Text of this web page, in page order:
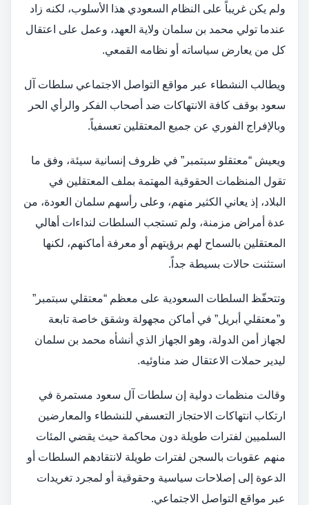
ولم يكن غريباً على النظام السعودي هذا الأسلوب، لكنه زاد
عندما تولي محمد بن سلمان ولاية العهد، وعمل على اعتقال
كل من يعارض سياساته أو نظامه القمعي.
ويطالب النشطاء عبر مواقع التواصل الاجتماعي سلطات آل
سعود بوقف كافة الانتهاكات ضد أصحاب الفكر والرأي الحر
وبالإفراج الفوري عن جميع المعتقلين تعسفياً.
ويعيش “معتقلو سبتمبر” في ظروف إنسانية سيئة، وفق ما
تقول المنظمات الحقوقية المهتمة بملف المعتقلين في
البلاد، إذ يعاني الكثير منهم، وعلى رأسهم سلمان العودة، من
عدة أمراض مزمنة، ولم تستجب السلطات لنداءات أهالي
المعتقلين بالسماح لهم برؤيتهم أو معرفة أماكنهم، لكنها
استثنت حالات بسيطة جداً.
وتتحفّظ السلطات السعودية على معظم “معتقلي سبتمبر”
و”معتقلي أبريل” في أماكن مجهولة وشقق خاصة تابعة
لجهاز أمن الدولة، وهو الجهاز الذي أنشأه محمد بن سلمان
ليدير حملات الاعتقال ضد مناوئيه.
وقالت منظمات دولية إن سلطات آل سعود مستمرة في
ارتكاب انتهاكات الاحتجاز التعسفي للنشطاء والمعارضين
السلميين لفترات طويلة دون محاكمة حيث يقضي المئات
منهم عقوبات بالسجن لفترات طويلة لانتقادهم السلطات أو
الدعوة إلى إصلاحات سياسية وحقوقية أو لمجرد تغريدات
عبر مواقع التواصل الاجتماعي.